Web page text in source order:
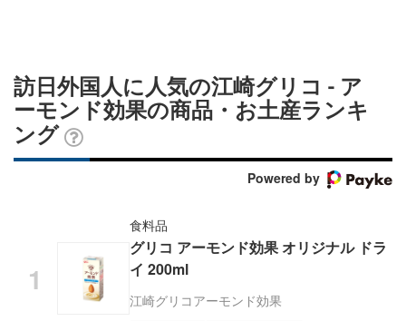
訪日外国人に人気の江崎グリコ - ア
ーモンド効果の商品・お土産ランキ
ング
Powered by
食料品
グリコ アーモンド効果 オリジナル ドラ
イ 200ml
江崎グリコアーモンド効果